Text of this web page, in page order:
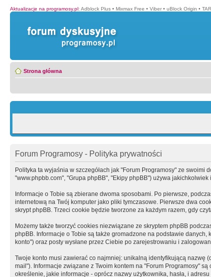
Aktualizacje na programosy.pl: Adblock Plus • Mixmax Free • Viber • uBlock Origin •
Strona główna
Forum Programosy - Polityka prywatności
Polityka ta wyjaśnia w szczegółach jak "Forum Programosy" ze swoimi
"www.phpbb.com", "Grupa phpBB", "Ekipy phpBB") używa
Informacje o Tobie są zbierane dwoma sposobami. Po pierwsze,
internetową na Twój komputer jako pliki tymczasowe. Pierwsze dwa
skrypt phpBB. Trzeci cookie będzie tworzone za każdym razem, gdy
Możemy także tworzyć cookies niezwiązane ze skryptem phpBB
phpBB. Informacje o Tobie są także gromadzone na podstawie
konto") oraz posty wysłane przez Ciebie po zarejestrowaniu i
Twoje konto musi zawierać co najmniej: unikalną identyfikującą nazwę
mail"). Informacje związane z Twoim kontem na "Forum Programosy"
określenie, jakie informacje - oprócz nazwy użytkownika, hasła, i